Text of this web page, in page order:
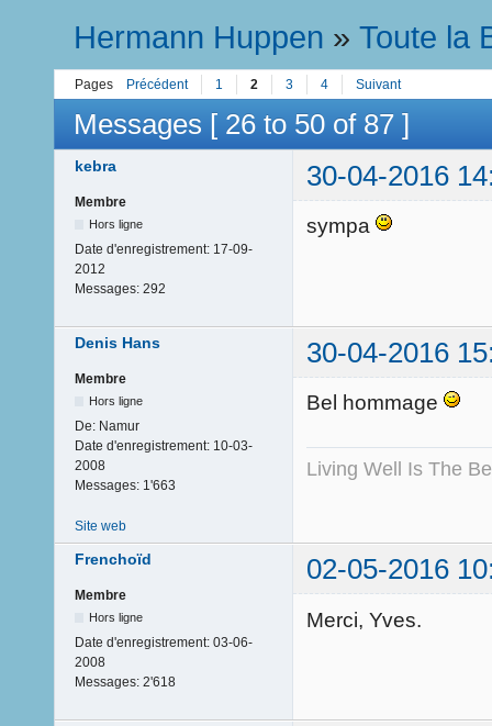
Hermann Huppen »Toute la
Pages Précédent 1 2 3 4 Suivant
Messages [ 26 to 50 of 87 ]
kebra 30-04-2016
Membre
Hors ligne
Date d'enregistrement: 17-09-
2012
Messages: 292
sympa
Denis Hans 30-04-2016
Membre
Hors ligne
De: Namur
Date d'enregistrement: 10-03-
2008
Messages: 1'663
Bel hommage
Living Well Is The
Site web
Frenchoïd 02-05-2016
Membre
Hors ligne
Date d'enregistrement: 03-06-
2008
Messages: 2'618
Merci, Yves.